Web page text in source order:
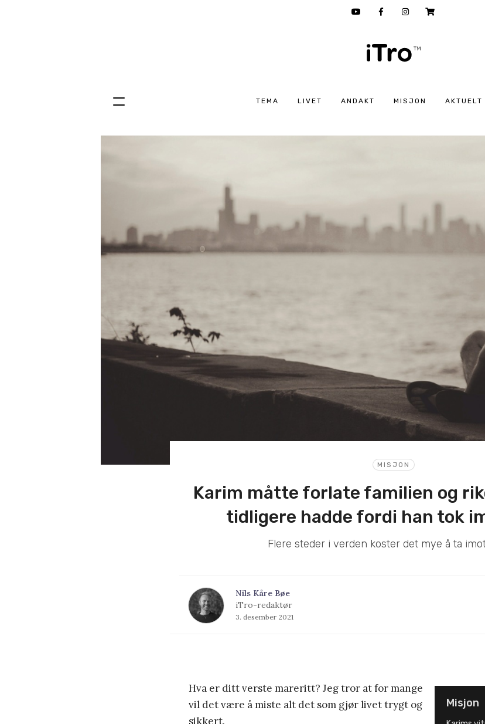
TEMA LIVET ANDAKT MISJON AKTUELT
Hopp
MISJON
Karim måtte forlate familien og
tidligere hadde fordi han tok
Flere steder i verden koster det mye å ta
Nils Kåre Bøe
iTro-redaktør
3. desember 2021
Misjon
Hva er ditt verste mareritt? Jeg tror at for mange
vil det være å miste alt det som gjør livet trygt og
sikkert.